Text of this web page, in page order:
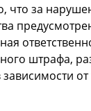
что за
штрафа,
от